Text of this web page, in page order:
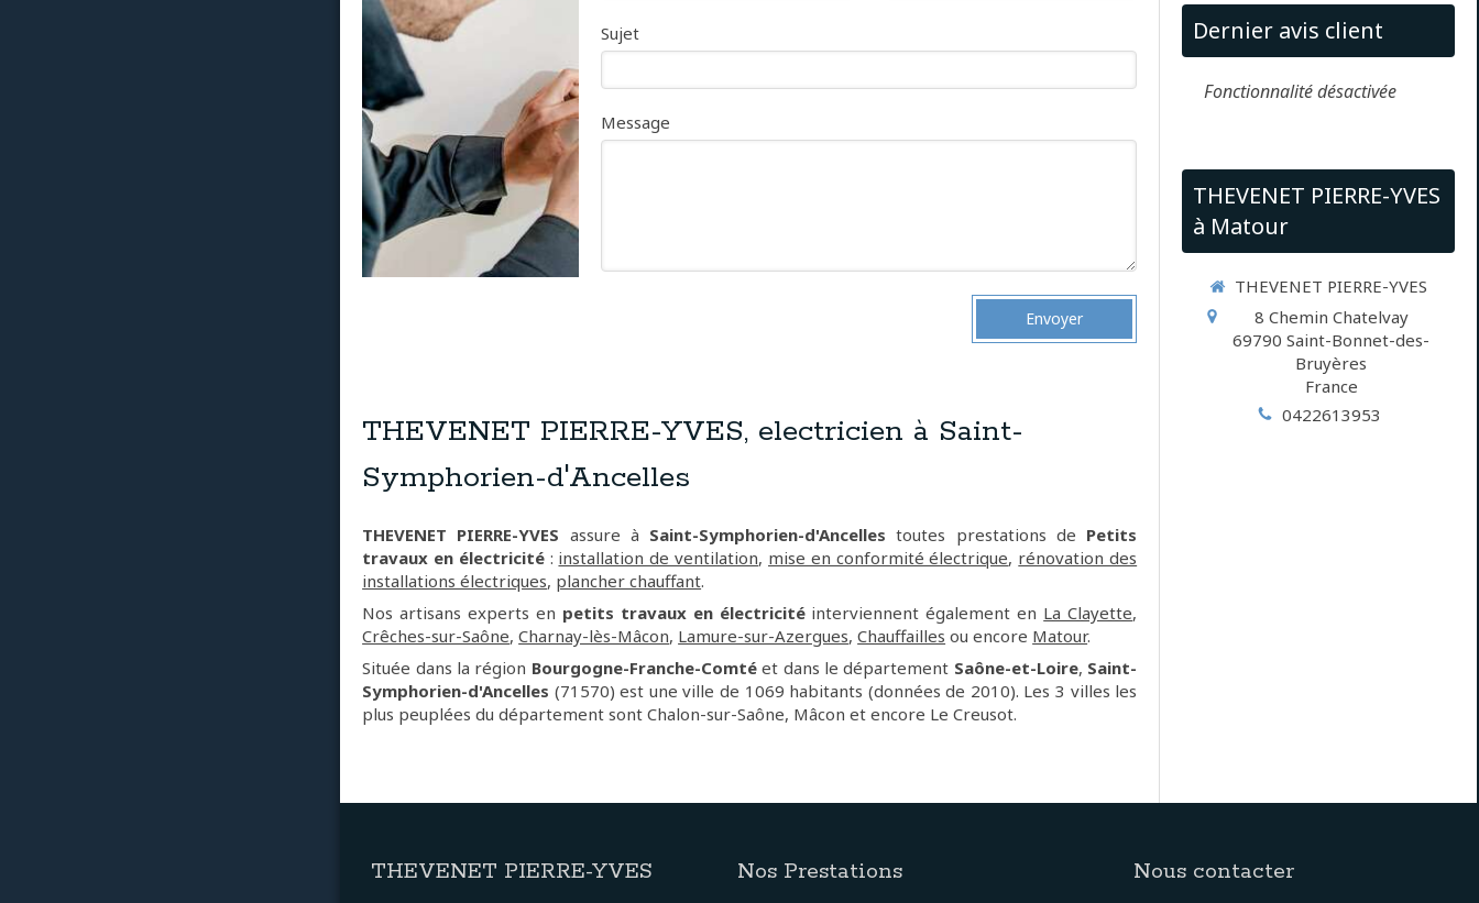
Sujet
Message
Envoyer
THEVENET PIERRE-YVES, electricien à Saint-
Symphorien-d'Ancelles
THEVENET PIERRE-YVES assure à Saint-Symphorien-d'Ancelles toutes prestations de Petits
travaux en électricité: installation de ventilation, mise en conformité électrique, rénovation des
installations électriques, plancher chauffant.
Nos artisans experts en petits travaux en électricitéinterviennent également en La Clayette,
Crêches-sur-Saône,Charnay-lès-Mâcon, Lamure-sur-Azergues,Chauffailles ou encore Matour.
Située dans la région Bourgogne-Franche-Comtéet dans le département Saône-et-Loire, Saint-
Symphorien-d'Ancelles (71570) est une ville de 1069 habitants (données de 2010). Les 3 villes les
plus peuplées du département sont Chalon-sur-Saône, Mâcon et encore Le Creusot.
Dernier avis client
Fonctionnalité désactivée
THEVENET PIERRE-YVES
à Matour
THEVENET PIERRE-YVES
8 Chemin Chatelvay
69790 Saint-Bonnet-des-
Bruyères
France
0422613953
THEVENET PIERRE-YVES Nos Prestations Nous contacter